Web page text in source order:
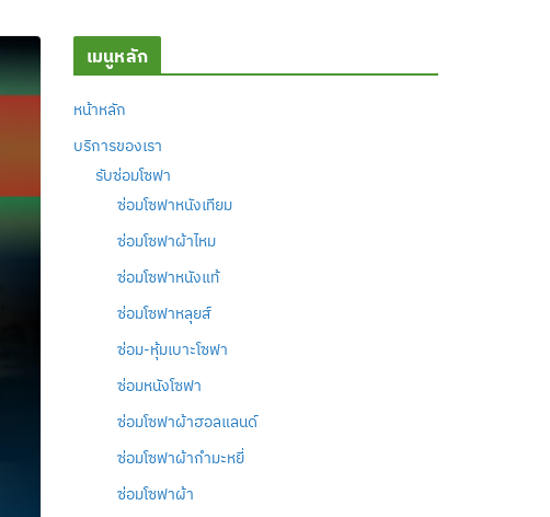
เมนูหลัก
หน้าหลัก
บริการของเรา
รับซ่อมโซฟา
ซ่อมโซฟาหนังเทียม
ซ่อมโซฟาผ้าไหม
ซ่อมโซฟาหนังแท้
ซ่อมโซฟาหลุยส์
ซ่อม-หุ้มเบาะโซฟา
ซ่อมหนังโซฟา
ซ่อมโซฟาผ้าฮอลแลนด์
ซ่อมโซฟาผ้ากำมะหยี่
ซ่อมโซฟาผ้า